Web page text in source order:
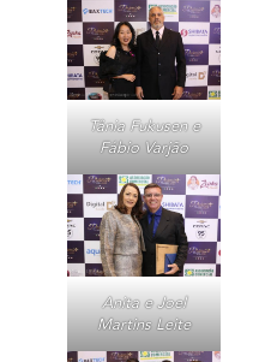
Tânia Fukusen e
Fábio Varjão
Anita e Joel
Martins Leite